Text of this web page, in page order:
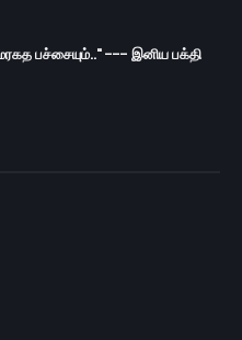
பச்சையும்.." --- இனிய பக்தி